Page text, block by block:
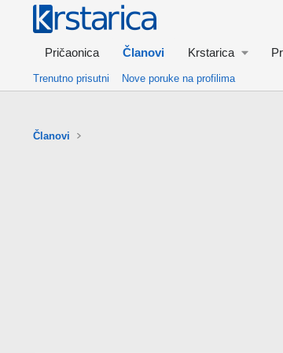
Pričaonica Članovi Krstarica
Trenutno prisutni Nove poruke na profilima
Članovi